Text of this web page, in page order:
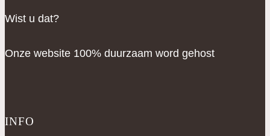
Wist u dat?
Onze website 100% duurzaam word gehost
INFO